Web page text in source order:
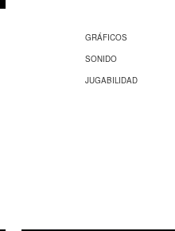
GRÁFICOS
SONIDO
JUGABILIDAD